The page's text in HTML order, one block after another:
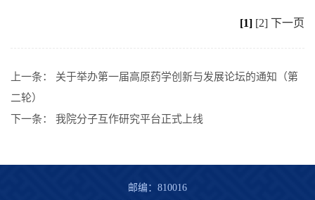
[1] [2] 下一页
上一条： 关于举办第一届高原药学创新与发展论坛的通知（第
二轮）
下一条： 我院分子互作研究平台正式上线
邮编：810016